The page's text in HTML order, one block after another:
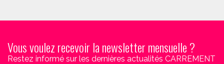
Vous voulez recevoir la newsletter mensuelle ?
Restez informé sur les dernières actualités CARREMENT